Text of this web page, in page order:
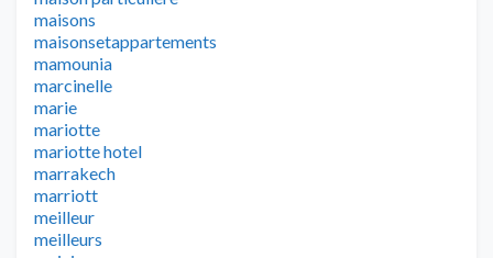
maisons
maisonsetappartements
mamounia
marcinelle
marie
mariotte
mariotte hotel
marrakech
marriott
meilleur
meilleurs